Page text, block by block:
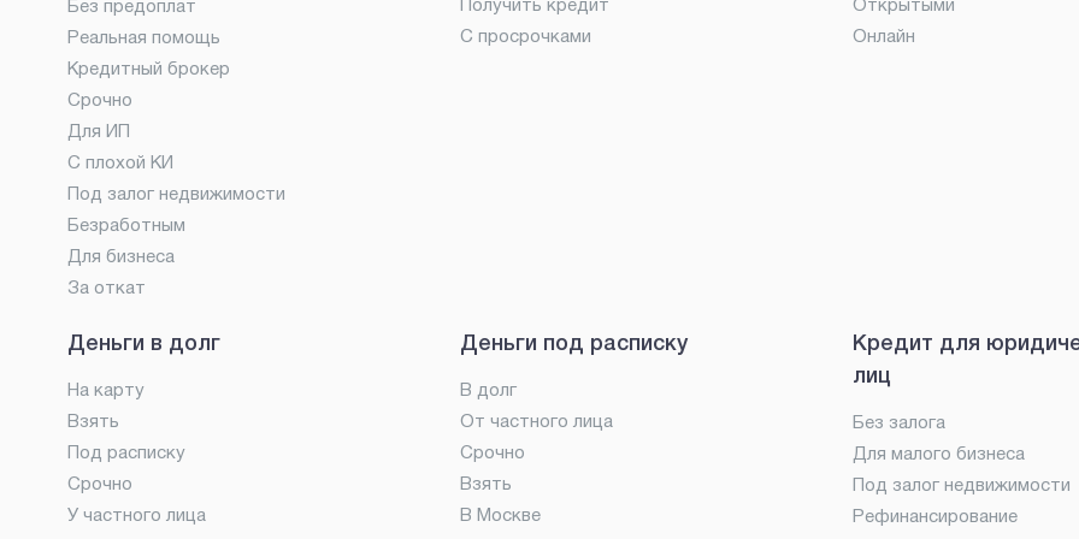
Без предоплат
Реальная помощь
Кредитный брокер
Срочно
Для ИП
С плохой КИ
Под залог недвижимости
Безработным
Для бизнеса
За откат
Получить кредит
С просрочками
Открытыми
Онлайн
Деньги в долг
На карту
Взять
Под расписку
Срочно
У частного лица
Деньги под расписку
В долг
От частного лица
Срочно
Взять
В Москве
Кредит для
лиц
Без залога
Для малого бизнеса
Под залог недвижимости
Рефинансирование